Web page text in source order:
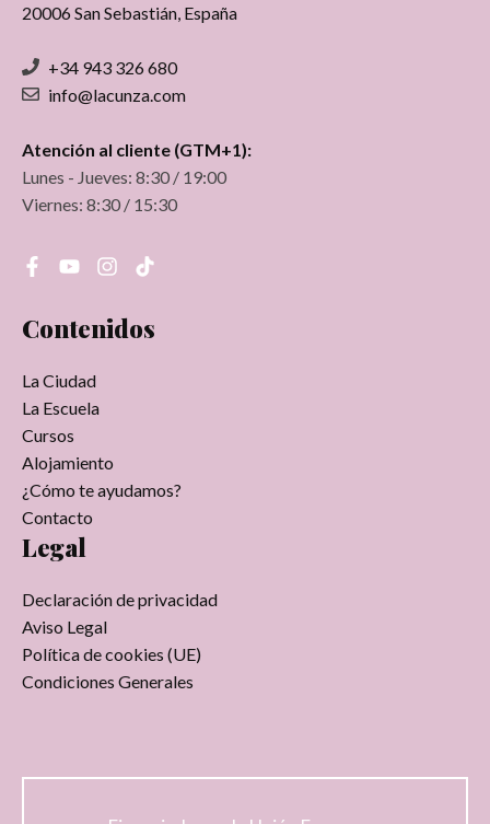
20006 San Sebastián, España
+34 943 326 680
info@lacunza.com
Atención al cliente (GTM+1):
Lunes - Jueves: 8:30 / 19:00
Viernes: 8:30 / 15:30
Contenidos
La Ciudad
La Escuela
Cursos
Alojamiento
¿Cómo te ayudamos?
Contacto
Legal
Declaración de privacidad
Aviso Legal
Política de cookies (UE)
Condiciones Generales